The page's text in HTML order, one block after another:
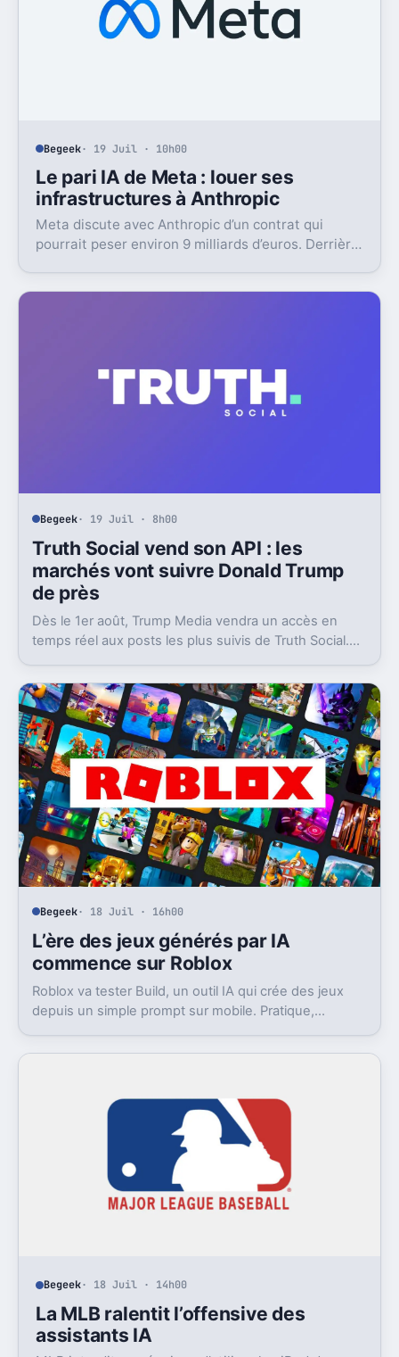
Begeek· 19 Juil · 10h00
Le pari IA de Meta : louer ses
infrastructures à Anthropic
Meta discute avec Anthropic d’un contrat qui
pourrait peser environ 9 milliards d’euros. Derrière,
Begeek· 19 Juil · 8h00
Truth Social vend son API : les
marchés vont suivre Donald Trump
de près
Dès le 1er août, Trump Media vendra un accès en
temps réel aux posts les plus suivis de Truth Social.
Begeek· 18 Juil · 16h00
L’ère des jeux générés par IA
commence sur Roblox
Roblox va tester Build, un outil IA qui crée des jeux
depuis un simple prompt sur mobile. Pratique,
Begeek· 18 Juil · 14h00
La MLB ralentit l’offensive des
assistants IA